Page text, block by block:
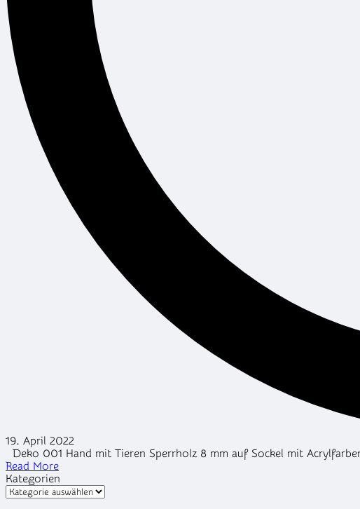
19. April 2022
Deko 001 Hand mit Tieren Sperrholz 8 mm auf Sockel mit
Read More
Kategorien